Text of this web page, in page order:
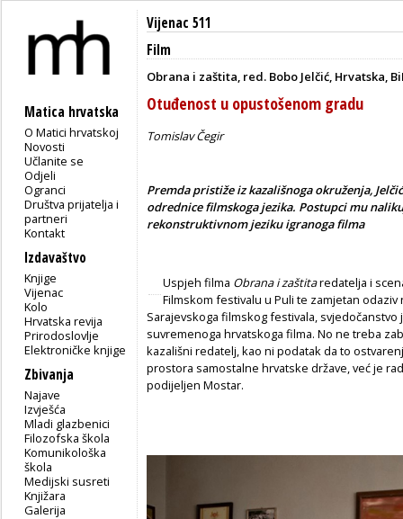
Matica hrvatska
O Matici hrvatskoj
Novosti
Učlanite se
Odjeli
Ogranci
Društva prijatelja i
partneri
Kontakt
Izdavaštvo
Knjige
Vijenac
Kolo
Hrvatska revija
Prirodoslovlje
Elektroničke knjige
Zbivanja
Najave
Izvješća
Mladi glazbenici
Filozofska škola
Komunikološka
škola
Medijski susreti
Knjižara
Galerija
Vijenac 511
Film
Obrana i zaštita, red. Bobo Jelčić, Hrvatska,
Otuđenost u opustošenom gradu
Tomislav Čegir
Premda pristiže iz kazališnoga okruženja,
odrednice filmskoga jezika. Postupci mu
rekonstruktivnom jeziku igranoga filma
Uspjeh filma Obrana i zaštitaredatelja i
Filmskom festivalu u Puli te zamjetan
Sarajevskoga filmskog festivala,
suvremenoga hrvatskoga filma. No ne treba
kazališni redatelj, kao ni podatak da to
prostora samostalne hrvatske države, već je
podijeljen Mostar.